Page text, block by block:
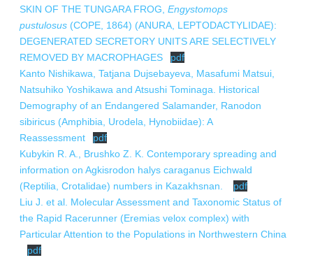
SKIN OF THE TUNGARA FROG, Engystomops
pustulosus (COPE, 1864) (ANURA, LEPTODACTYLIDAE):
DEGENERATED SECRETORY UNITS ARE SELECTIVELY
REMOVED BY MACROPHAGES
pdf
Kanto Nishikawa, Tatjana Dujsebayeva, Masafumi Matsui,
Natsuhiko Yoshikawa and Atsushi Tominaga. Historical
Demography of an Endangered Salamander, Ranodon
sibiricus (Amphibia, Urodela, Hynobiidae): A
Reassessment
pdf
Kubykin R. A., Brushko Z. K. Contemporary spreading and
information on Agkisrodon halys caraganus Eichwald
(Reptilia, Crotalidae) numbers in Kazakhsnan.
pdf
Liu J. et al. Molecular Assessment and Taxonomic Status of
the Rapid Racerunner (Eremias velox complex) with
Particular Attention to the Populations in Northwestern China
pdf